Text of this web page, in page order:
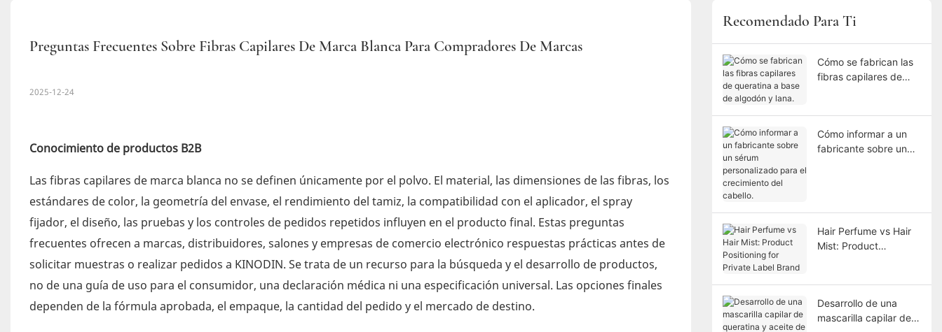
Preguntas Frecuentes Sobre Fibras Capilares De Marca Blanca Para Compradores De Marcas
2025-12-24
Conocimiento de productos B2B
Las fibras capilares de marca blanca no se definen únicamente por el polvo. El material, las dimensiones de las fibras, los
estándares de color, la geometría del envase, el rendimiento del tamiz, la compatibilidad con el aplicador, el spray
fijador, el diseño, las pruebas y los controles de pedidos repetidos influyen en el producto final. Estas preguntas
frecuentes ofrecen a marcas, distribuidores, salones y empresas de comercio electrónico respuestas prácticas antes de
solicitar muestras o realizar pedidos a KINODIN. Se trata de un recurso para la búsqueda y el desarrollo de productos,
no de una guía de uso para el consumidor, una declaración médica ni una especificación universal. Las opciones finales
dependen de la fórmula aprobada, el empaque, la cantidad del pedido y el mercado de destino.
Recomendado Para Ti
Cómo se fabrican las
fibras capilares de
Cómo informar a un
fabricante sobre un
Hair Perfume vs Hair
Mist: Product
Desarrollo de una
mascarilla capilar de